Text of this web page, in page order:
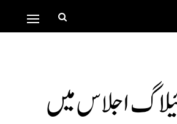
اقتصادی تنظیموں کے سربراہان کے ہمراہ “1+10” ڈائیلاگ اجلاس میں